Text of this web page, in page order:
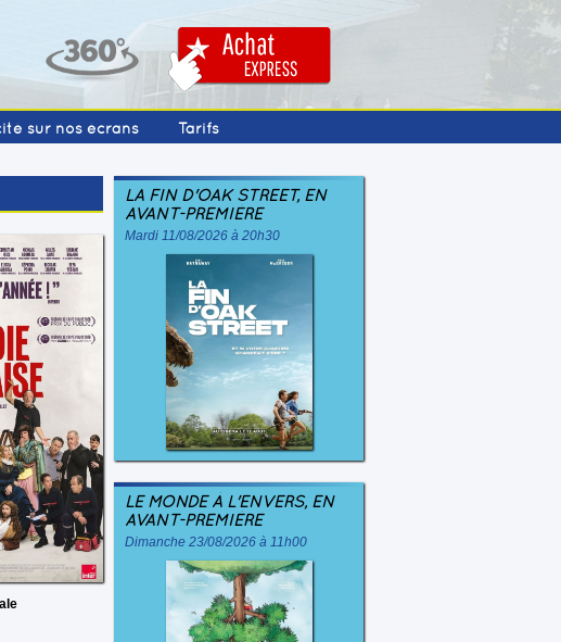
sur nos écrans Tarifs
LA FIN D'OAK STREET, EN
AVANT-PREMIÈRE
Mardi 11/08/2026 à 20h30
LE MONDE À L'ENVERS, EN
AVANT-PREMIÈRE
Dimanche 23/08/2026 à 11h00